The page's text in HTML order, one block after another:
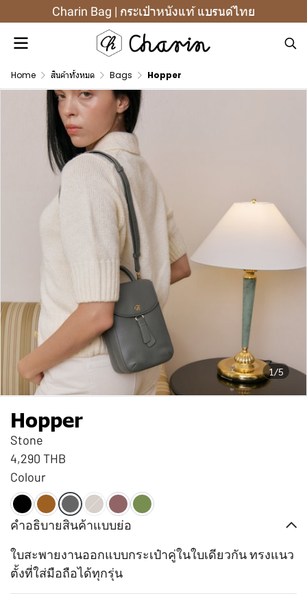
Charin Bag | กระเป๋าหนังแท้ แบรนด์ไทย
Home สินค้าทั้งหมด Bags Hopper
1/5
Hopper
Stone
4,290 THB
Colour
คำอธิบายสินค้าแบบย่อ
ใบสะพายงานออกแบบกระเป๋าคู่ในใบเดียวกัน ทรงแนว
ตั้งที่ใส่มือถือได้ทุกรุ่น